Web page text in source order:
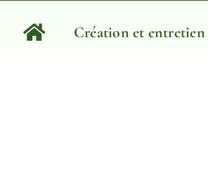
Création et entretien